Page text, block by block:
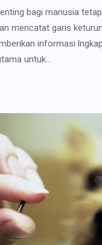
bagi manusia
mencatat garis
informasi
untuk...